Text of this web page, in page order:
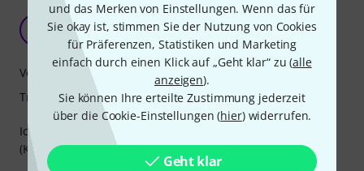
und das Merken von Einstellungen. Wenn das für
Sie okay ist, stimmen Sie der Nutzung von Cookies
für Präferenzen, Statistiken und Marketing
einfach durch einen Klick auf „Geht klar“ zu (alle
anzeigen).
Sie können Ihre erteilte Zustimmung jederzeit
über die Cookie-Einstellungen (hier) widerrufen.
Geht klar
Gurt ist sehr angenehm und empfehlenswert
Santa_Cruz 10.10.2022
Ich benutze den Gurt inzwischen an allen Gitarren
(Klassisch und Western).
Verarbeitung
Tragekomfort